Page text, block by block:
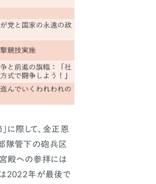
に際して、金正恩
隊管下の砲兵区
宮殿への参拝には
は2022年が最後で